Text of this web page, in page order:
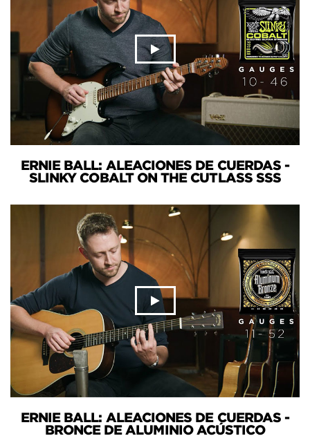
ERNIE BALL: ALEACIONES DE CUERDAS -
SLINKY COBALT ON THE CUTLASS SSS
ERNIE BALL: ALEACIONES DE CUERDAS -
BRONCE DE ALUMINIO ACÚSTICO